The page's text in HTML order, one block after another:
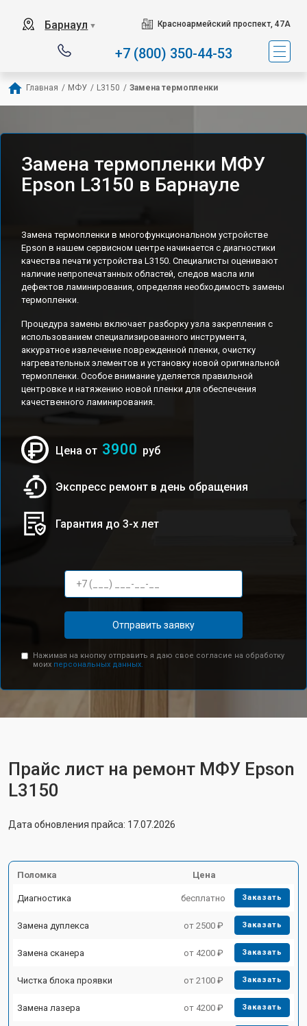
Барнаул ▼ Красноармейский проспект, 47А
+7 (800) 350-44-53
Главная / МФУ / L3150 / Замена термопленки
Замена термопленки МФУ
Epson L3150 в Барнауле
Замена термопленки в многофункциональном устройстве
Epson в нашем сервисном центре начинается с диагностики
качества печати устройства L3150. Специалисты оценивают
наличие непропечатанных областей, следов масла или
дефектов ламинирования, определяя необходимость замены
термопленки.
Процедура замены включает разборку узла закрепления с
использованием специализированного инструмента,
аккуратное извлечение поврежденной пленки, очистку
нагревательных элементов и установку новой оригинальной
термопленки. Особое внимание уделяется правильной
центровке и натяжению новой пленки для обеспечения
качественного ламинирования.
Цена от 3900 руб
Экспресс ремонт в день обращения
Гарантия до 3-х лет
Отправить заявку
Нажимая на кнопку отправить я даю свое согласие на обработку
моих персональных данных.
Прайс лист на ремонт МФУ Epson
L3150
Дата обновления прайса: 17.07.2026
Поломка Цена
Диагностика бесплатно Заказать
Замена дуплекса от 2500 ₽ Заказать
Замена сканера от 4200 ₽ Заказать
Чистка блока проявки от 2100 ₽ Заказать
Замена лазера от 4200 ₽ Заказать